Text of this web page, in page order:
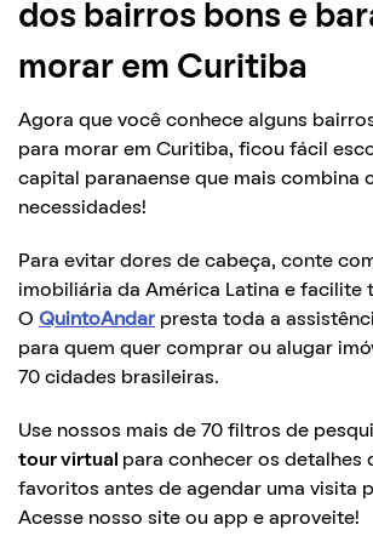
dos bairros bons e
morar em Curitiba
Agora que você conhece alguns
para morar em Curitiba, ficou fácil
capital paranaense que mais combina
necessidades!
Para evitar dores de cabeça, conte
imobiliária da América Latina e facilite
O QuintoAndarpresta toda a
para quem quer comprar ou alugar
70 cidades brasileiras.
Use nossos mais de 70 filtros de
tour virtual para conhecer os detalhes
favoritos antes de agendar uma visita
Acesse nosso site ou app e aproveite!